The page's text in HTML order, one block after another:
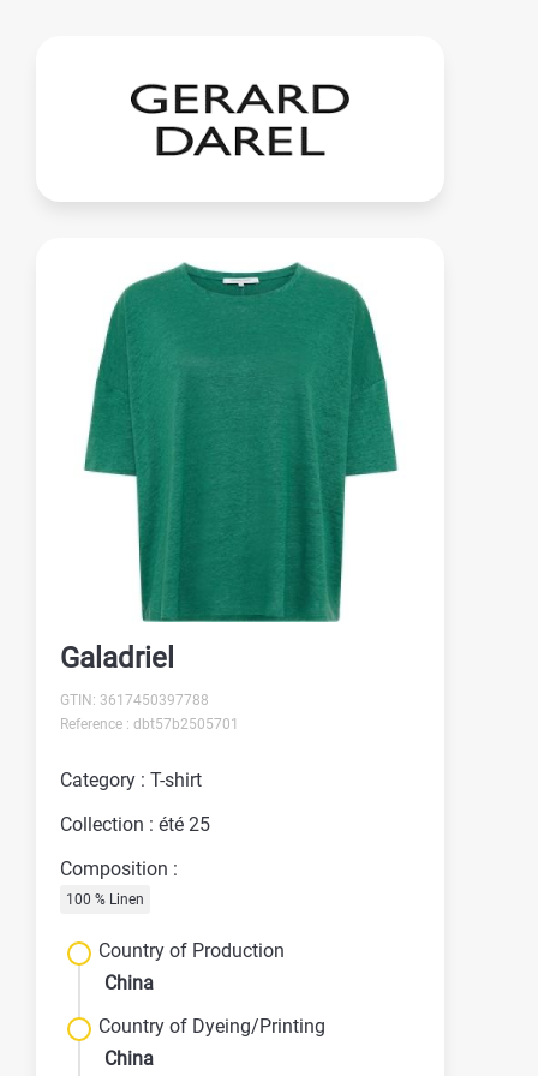
Galadriel
GTIN: 3617450397788
Reference : dbt57b2505701
Category : T-shirt
Collection : été 25
Composition :
100 % Linen
Country of Production
China
Country of Dyeing/Printing
China